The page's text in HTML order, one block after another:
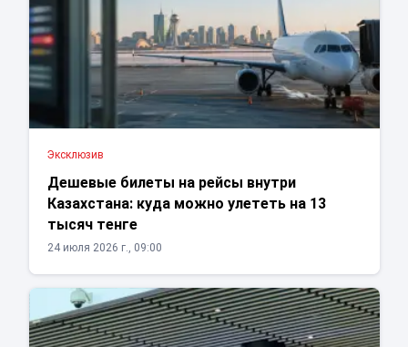
Эксклюзив
Дешевые билеты на рейсы внутри
Казахстана: куда можно улететь на 13
тысяч тенге
24 июля 2026 г., 09:00